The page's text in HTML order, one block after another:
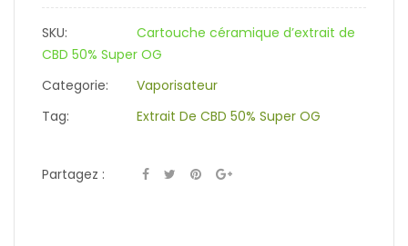
SKU:
Cartouche céramique d’extrait de
CBD 50% Super OG
Categorie:
Vaporisateur
Tag:
Extrait De CBD 50% Super OG
Partagez :